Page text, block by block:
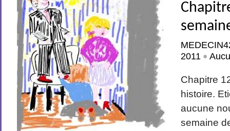
2011 •
Chapitre
histoire.
aucune
semaine